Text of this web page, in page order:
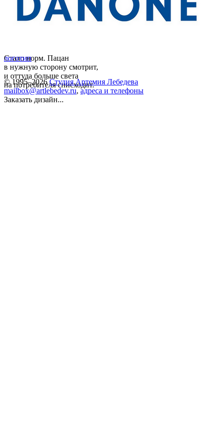
Стало норм. Пацан
в нужную сторону смотрит,
и оттуда больше света
на потребителя снисходит.
логотип
© 1995–2026 Студия Артемия Лебедева
mailbox@artlebedev.ru, адреса и телефоны
Заказать дизайн...